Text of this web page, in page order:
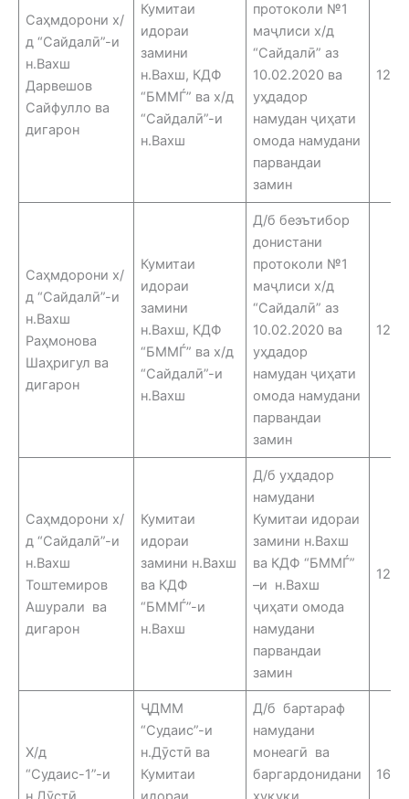
Саҳмдорони х/
д “Сайдалӣ”-и
н.Вахш
Дарвешов
Сайфулло ва
дигарон
Кумитаи
идораи
замини
н.Вахш, КДФ
“БММЃ” ва х/д
“Сайдалӣ”-и
н.Вахш
протоколи №1
маҷлиси х/д
“Сайдалӣ” аз
10.02.2020 ва
уҳдадор
намудан ҷиҳати
омода намудани
парвандаи
замин
Саҳмдорони х/
д “Сайдалӣ”-и
н.Вахш
Раҳмонова
Шаҳригул ва
дигарон
Кумитаи
идораи
замини
н.Вахш, КДФ
“БММЃ” ва х/д
“Сайдалӣ”-и
н.Вахш
Д/б беэътибор
донистани
протоколи №1
маҷлиси х/д
“Сайдалӣ” аз
10.02.2020 ва
уҳдадор
намудан ҷиҳати
омода намудани
парвандаи
замин
Саҳмдорони х/
д “Сайдалӣ”-и
н.Вахш
Тоштемиров
Ашурали ва
дигарон
Кумитаи
идораи
замини н.Вахш
ва КДФ
“БММЃ”-и
н.Вахш
Д/б уҳдадор
намудани
Кумитаи идораи
замини н.Вахш
ва КДФ “БММЃ”
–и н.Вахш
ҷиҳати омода
намудани
парвандаи
замин
Х/д
“Судаис-1”-и
ҶДММ
“Судаис”-и
н.Дӯстӣ ва
Кумитаи
Д/б бартараф
намудани
монеагӣ ва
баргардонидани